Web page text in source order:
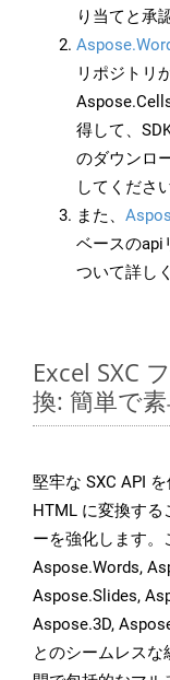
り当てと承
リポジトリ
得して、
のダウンロ
してください
また、
ベースのapi
ついて詳し
Excel SXC
換: 簡単で
堅牢な SXC API
HTML に変換する
ーを強化します。
Aspose.Words,
Aspose.Slides,
Aspose.3D,
とのシームレス